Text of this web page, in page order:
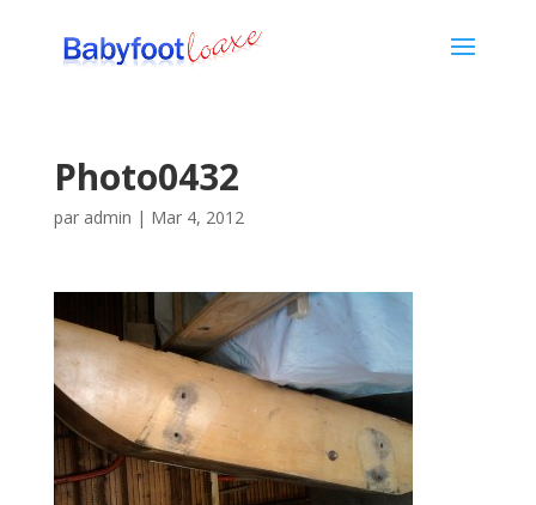
Photo0432
par admin | Mar 4, 2012